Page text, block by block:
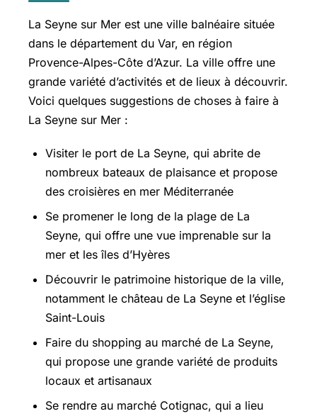
La Seyne sur Mer est une ville balnéaire située
dans le département du Var, en région
Provence-Alpes-Côte d’Azur. La ville offre une
grande variété d’activités et de lieux à découvrir.
Voici quelques suggestions de choses à faire à
La Seyne sur Mer :
Visiter le port de La Seyne, qui abrite de
nombreux bateaux de plaisance et propose
des croisières en mer Méditerranée
Se promener le long de la plage de La
Seyne, qui offre une vue imprenable sur la
mer et les îles d’Hyères
Découvrir le patrimoine historique de la ville,
notamment le château de La Seyne et l’église
Saint-Louis
Faire du shopping au marché de La Seyne,
qui propose une grande variété de produits
locaux et artisanaux
Se rendre au marché Cotignac, qui a lieu